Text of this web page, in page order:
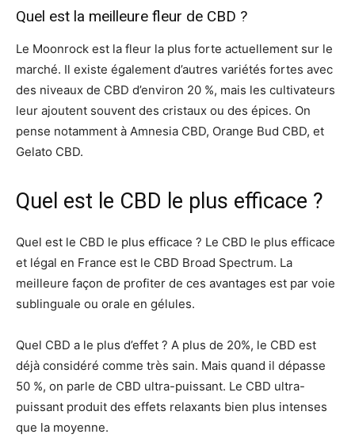
Quel est la meilleure fleur de CBD ?
Le Moonrock est la fleur la plus forte actuellement sur le
marché. Il existe également d’autres variétés fortes avec
des niveaux de CBD d’environ 20 %, mais les cultivateurs
leur ajoutent souvent des cristaux ou des épices. On
pense notamment à Amnesia CBD, Orange Bud CBD, et
Gelato CBD.
Quel est le CBD le plus efficace ?
Quel est le CBD le plus efficace ? Le CBD le plus efficace
et légal en France est le CBD Broad Spectrum. La
meilleure façon de profiter de ces avantages est par voie
sublinguale ou orale en gélules.
Quel CBD a le plus d’effet ? A plus de 20%, le CBD est
déjà considéré comme très sain. Mais quand il dépasse
50 %, on parle de CBD ultra-puissant. Le CBD ultra-
puissant produit des effets relaxants bien plus intenses
que la moyenne.